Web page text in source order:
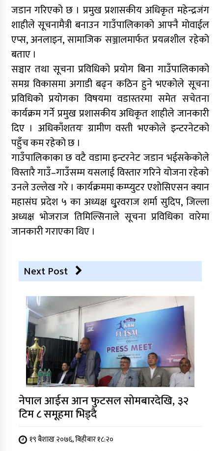
जडान गरिएको छ । प्रमुख प्रशासकीय अधिकृत महेन्द्रजंग
शाहीले सूचनामैत्री बनाउन गाउँपालिकाको आफ्नै मोवाईल
एप्स, अनलाइन, सामाजिक सञ्जालमार्फत प्रयत्नशील रहेको
बताए ।
सञ्चार तथा सूचना प्रविधिको प्रयोग बिना गाउँपालिकाको
समग्र विकासमा अगाडी बढ्न कठिन हुने भएकोले सूचना
प्रविधिको प्रयोगका विषयमा वडास्तरमा समेत सचेतना
कार्यक्रम गर्ने प्रमुख प्रशासकीय अधिकृत शाहीले जानकारी
दिए । अधिकाँशतयः ग्रामीण वस्ती भएकोले इन्टरनेटको
पहुँच कम रहेको छ ।
गाउँपालिकाका छ वटै वडामा इन्टरनेट जडान भईसकेकोले
विस्तारै गाउँ–गाउँसम्म यसलाई विस्तार गरिने योजना रहेको
उनले उल्लेख गरे । कार्यक्रममा कम्प्युटर एशोसिएसन क्यान
महासंघ प्रदेश ५ का अध्यक्ष धु्रवराज शर्मा सुदिप, जिल्ला
अध्यक्ष भोजराज तिमिल्सिनाले सूचना प्रविधिका वारेमा
जानकारी गराएका थिए ।
Next Post
नेपाल आईस आन फुटसल सोमबारदेखि, ३२
टिम ८ समूहमा भिड्दै
१९ बैशाख २०७६, बिहीबार १८:२०